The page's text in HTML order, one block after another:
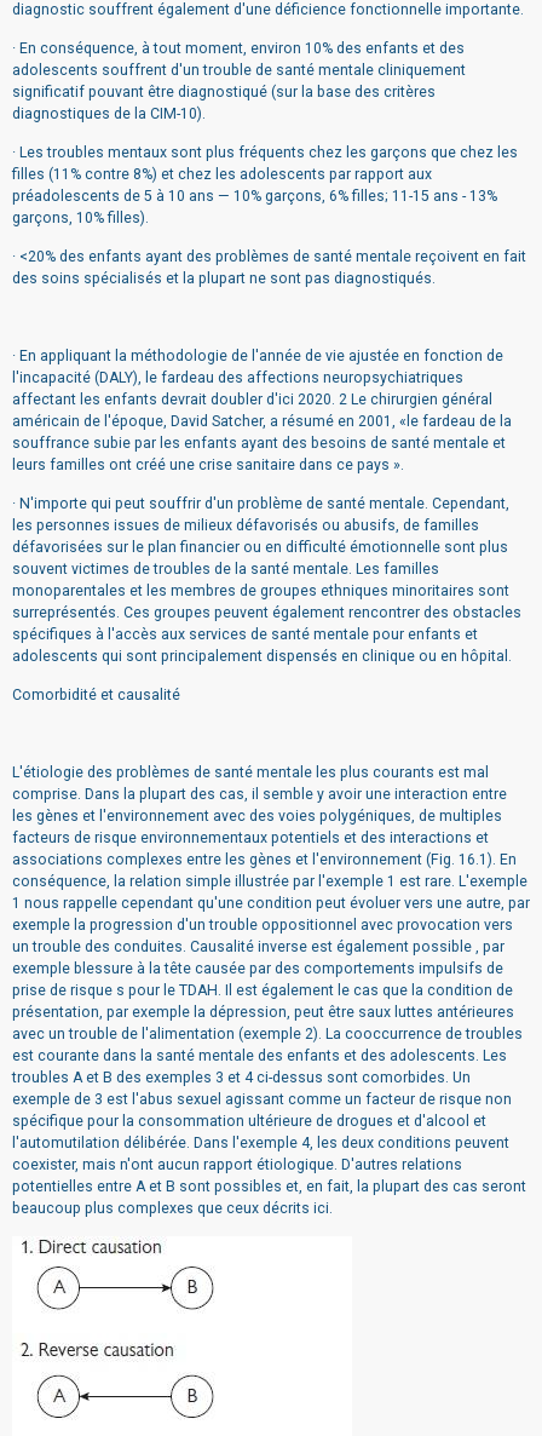
diagnostic souffrent également d'une déficience fonctionnelle importante.
· En conséquence, à tout moment, environ 10% des enfants et des
adolescents souffrent d'un trouble de santé mentale cliniquement
significatif pouvant être diagnostiqué (sur la base des critères
diagnostiques de la CIM-10).
· Les troubles mentaux sont plus fréquents chez les garçons que chez les
filles (11% contre 8%) et chez les adolescents par rapport aux
préadolescents de 5 à 10 ans — 10% garçons, 6% filles; 11-15 ans - 13%
garçons, 10% filles).
· <20% des enfants ayant des problèmes de santé mentale reçoivent en fait
des soins spécialisés et la plupart ne sont pas diagnostiqués.
· En appliquant la méthodologie de l'année de vie ajustée en fonction de
l'incapacité (DALY), le fardeau des affections neuropsychiatriques
affectant les enfants devrait doubler d'ici 2020. 2 Le chirurgien général
américain de l'époque, David Satcher, a résumé en 2001, «le fardeau de la
souffrance subie par les enfants ayant des besoins de santé mentale et
leurs familles ont créé une crise sanitaire dans ce pays ».
· N'importe qui peut souffrir d'un problème de santé mentale. Cependant,
les personnes issues de milieux défavorisés ou abusifs, de familles
défavorisées sur le plan financier ou en difficulté émotionnelle sont plus
souvent victimes de troubles de la santé mentale. Les familles
monoparentales et les membres de groupes ethniques minoritaires sont
surreprésentés. Ces groupes peuvent également rencontrer des obstacles
spécifiques à l'accès aux services de santé mentale pour enfants et
adolescents qui sont principalement dispensés en clinique ou en hôpital.
Comorbidité et causalité
L'étiologie des problèmes de santé mentale les plus courants est mal
comprise. Dans la plupart des cas, il semble y avoir une interaction entre
les gènes et l'environnement avec des voies polygéniques, de multiples
facteurs de risque environnementaux potentiels et des interactions et
associations complexes entre les gènes et l'environnement (Fig. 16.1). En
conséquence, la relation simple illustrée par l'exemple 1 est rare. L'exemple
1 nous rappelle cependant qu'une condition peut évoluer vers une autre, par
exemple la progression d'un trouble oppositionnel avec provocation vers
un trouble des conduites. Causalité inverse est également possible , par
exemple blessure à la tête causée par des comportements impulsifs de
prise de risque s pour le TDAH. Il est également le cas que la condition de
présentation, par exemple la dépression, peut être saux luttes antérieures
avec un trouble de l'alimentation (exemple 2). La cooccurrence de troubles
est courante dans la santé mentale des enfants et des adolescents. Les
troubles A et B des exemples 3 et 4 ci-dessus sont comorbides. Un
exemple de 3 est l'abus sexuel agissant comme un facteur de risque non
spécifique pour la consommation ultérieure de drogues et d'alcool et
l'automutilation délibérée. Dans l'exemple 4, les deux conditions peuvent
coexister, mais n'ont aucun rapport étiologique. D'autres relations
potentielles entre A et B sont possibles et, en fait, la plupart des cas seront
beaucoup plus complexes que ceux décrits ici.